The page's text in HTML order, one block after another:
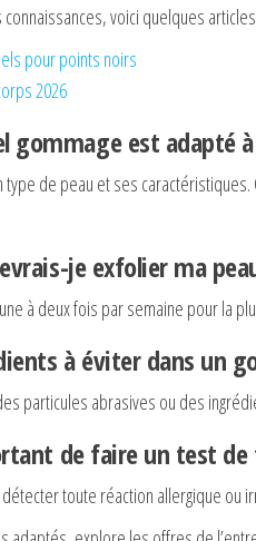
voici quelques
pour points noirs
2026
gommage est adapté
de peau et ses
je exfolier ma
à deux fois par semaine pour la
à éviter dans un
particules abrasives ou des
de faire un test de
toute réaction allergique ou